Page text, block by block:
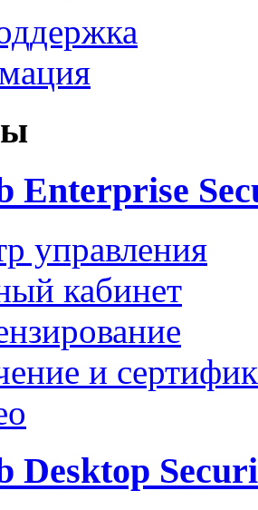
Enterprise
управления
кабинет
и
Desktop